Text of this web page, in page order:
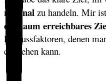
rational zu handeln. Mir
ein kaum erreichbares
Einflussfaktoren, denen
entziehen kann.